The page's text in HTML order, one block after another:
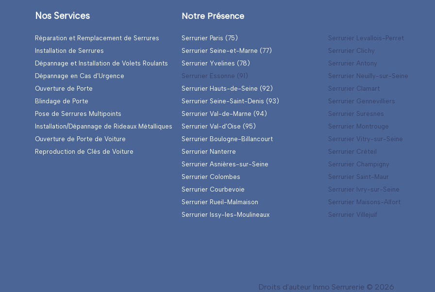
Nos Services
Réparation et Remplacement de Serrures
Installation de Serrures
Dépannage et Installation de Volets Roulants
Dépannage en Cas d’Urgence
Ouverture de Porte
Blindage de Porte
Pose de Serrures Multipoints
Installation/Dépannage de Rideaux Métalliques
Ouverture de Porte de Voiture
Reproduction de Clés de Voiture
Notre Présence
Serrurier Paris (75)
Serrurier Seine-et-Marne (77)
Serrurier Yvelines (78)
Serrurier Essonne (91)
Serrurier Hauts-de-Seine (92)
Serrurier Seine-Saint-Denis (93)
Serrurier Val-de-Marne (94)
Serrurier Val-d'Oise (95)
Serrurier Boulogne-Billancourt
Serrurier Nanterre
Serrurier Asnières-sur-Seine
Serrurier Colombes
Serrurier Courbevoie
Serrurier Rueil-Malmaison
Serrurier Issy-les-Moulineaux
Serrurier Levallois-Perret
Serrurier Clichy
Serrurier Antony
Serrurier Neuilly-sur-Seine
Serrurier Clamart
Serrurier Gennevilliers
Serrurier Suresnes
Serrurier Montrouge
Serrurier Vitry-sur-Seine
Serrurier Créteil
Serrurier Champigny
Serrurier Saint-Maur
Serrurier Ivry-sur-Seine
Serrurier Maisons-Alfort
Serrurier Villejuif
Droits d'auteur Inmo Serrurerie © 2026